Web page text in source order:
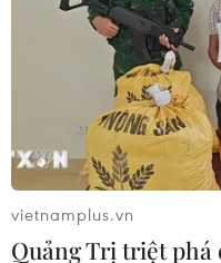
trai 8 tuổi tử vong
08/08/2026 10:28
Cuộc tìm kiếm và vá
tim lỗi '
vietnamplus.vn
Quảng Trị triệt phá